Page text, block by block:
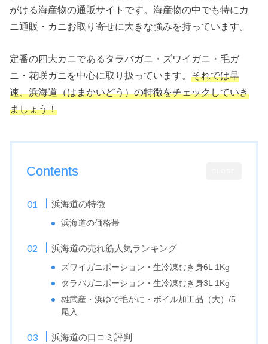
がける海産物の通販サイトです。海産物の中でも特にカ
ニ通販・カニお取り寄せに大きな強みを持っています。
定番の四大カニであるタラバガニ・ズワイガニ・毛ガ
ニ・花咲ガニを中心に取り扱っています。それでは早
速、浜海道（はまかいどう）の特徴をチェックしていき
ましょう！
Contents
浜海道の特徴
浜海道の価格帯
浜海道の売れ筋人気ランキング
ズワイガニポーション・生冷凍むき身6L 1Kg
タラバガニポーション・生冷凍むき身3L 1Kg
雄武産・浜ゆで毛がに・ボイル加工品（大）/5
尾入
浜海道の口コミ評判